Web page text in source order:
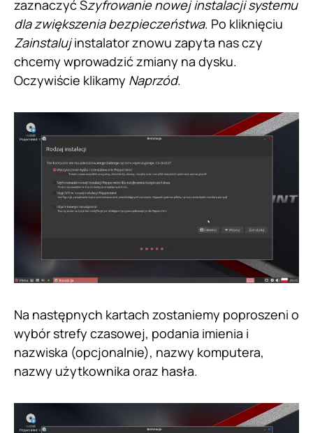
zaznaczyć Szyfrowanie nowej instalacji systemu
dla zwiększenia bezpieczeństwa. Po kliknięciu
Zainstalujinstalator znowu zapyta nas czy
chcemy wprowadzić zmiany na dysku.
Oczywiście klikamy Naprzód.
Na następnych kartach zostaniemy poproszeni o
wybór strefy czasowej, podania imienia i
nazwiska (opcjonalnie), nazwy komputera,
nazwy użytkownika oraz hasła.